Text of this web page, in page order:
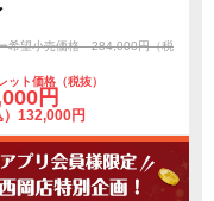
希望小売価格 284,000円（税
ット価格（税抜）
円
）132,000円